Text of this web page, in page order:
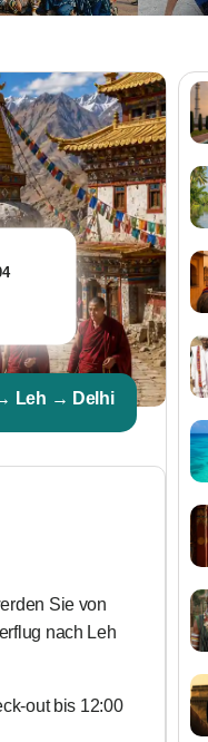
Leh → Delhi
Sie von
nach Leh
out bis 12:00